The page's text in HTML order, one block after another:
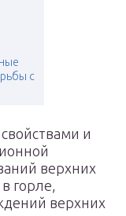
с
и
верхних
горле,
верхних